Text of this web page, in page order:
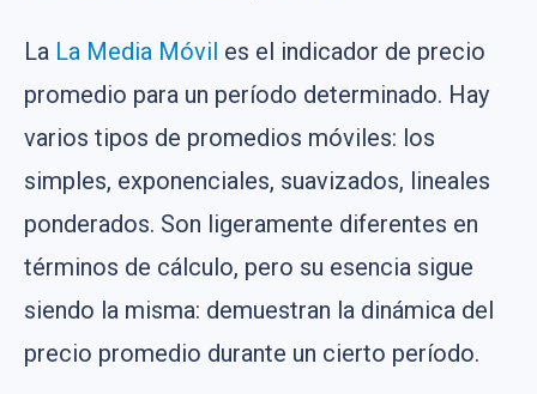
La La Media Móvil es el indicador de precio
promedio para un período determinado. Hay
varios tipos de promedios móviles: los
simples, exponenciales, suavizados, lineales
ponderados. Son ligeramente diferentes en
términos de cálculo, pero su esencia sigue
siendo la misma: demuestran la dinámica del
precio promedio durante un cierto período.